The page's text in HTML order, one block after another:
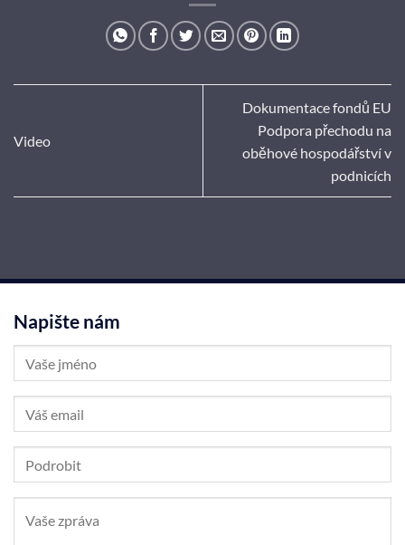
Video
Dokumentace fondů EU
Podpora přechodu na
oběhové hospodářství v
podnicích
Napište nám